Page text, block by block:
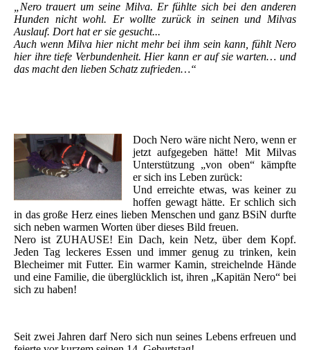
„Nero trauert um seine Milva. Er fühlte sich bei den anderen
Hunden nicht wohl. Er wollte zurück in seinen und Milvas
Auslauf. Dort hat er sie gesucht...
Auch wenn Milva hier nicht mehr bei ihm sein kann, fühlt Nero
hier ihre tiefe Verbundenheit. Hier kann er auf sie warten… und
das macht den lieben Schatz zufrieden…“
Doch Nero wäre nicht Nero, wenn er
jetzt aufgegeben hätte! Mit Milvas
Unterstützung „von oben“ kämpfte
er sich ins Leben zurück:
Und erreichte etwas, was keiner zu
hoffen gewagt hätte. Er schlich sich
in das große Herz eines lieben Menschen und ganz BSiN durfte
sich neben warmen Worten über dieses Bild freuen.
Nero ist ZUHAUSE! Ein Dach, kein Netz, über dem Kopf.
Jeden Tag leckeres Essen und immer genug zu trinken, kein
Blecheimer mit Futter. Ein warmer Kamin, streichelnde Hände
und eine Familie, die überglücklich ist, ihren „Kapitän Nero“ bei
sich zu haben!
Seit zwei Jahren darf Nero sich nun seines Lebens erfreuen und